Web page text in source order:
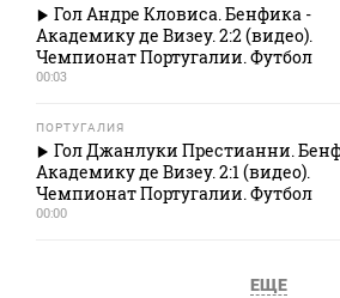
Гол Андре Кловиса. Бенфика -
Академику де Визеу. 2:2 (видео).
Чемпионат Португалии. Футбол
00:03
ПОРТУГАЛИЯ
Гол Джанлуки Престианни.
Академику де Визеу. 2:1 (видео).
Чемпионат Португалии. Футбол
00:00
ЕЩЕ